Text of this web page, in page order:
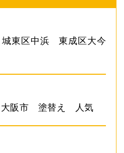
東区中浜 東成区大今
大阪市 塗替え 人気